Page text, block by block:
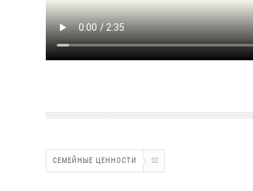
СЕМЕЙНЫЕ ЦЕННОСТИ 32